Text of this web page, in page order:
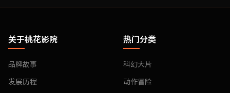
关于桃花影院
品牌故事
发展历程
热门分类
科幻大片
动作冒险